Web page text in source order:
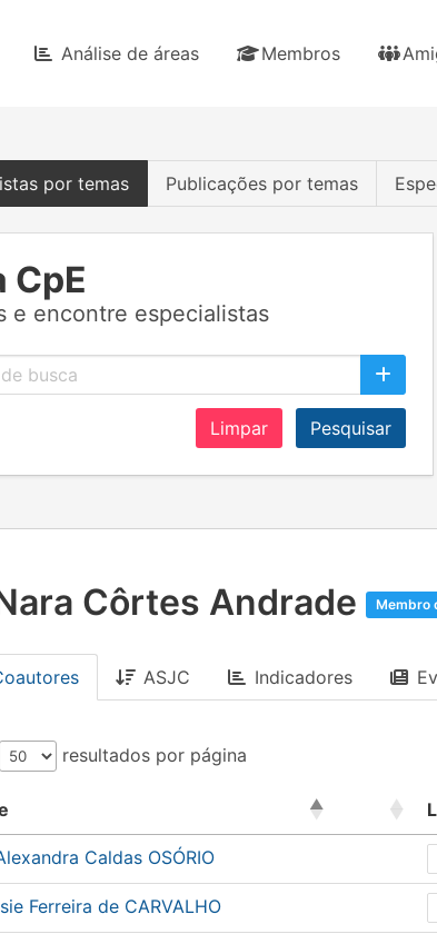
Análise de áreas Membros
por temas Publicações por temas
CpE
e encontre especialistas
Limpar Pesquisar
Côrtes Andrade Membro
ASJC Indicadores
resultados por página
Caldas OSÓRIO
Ferreira de CARVALHO